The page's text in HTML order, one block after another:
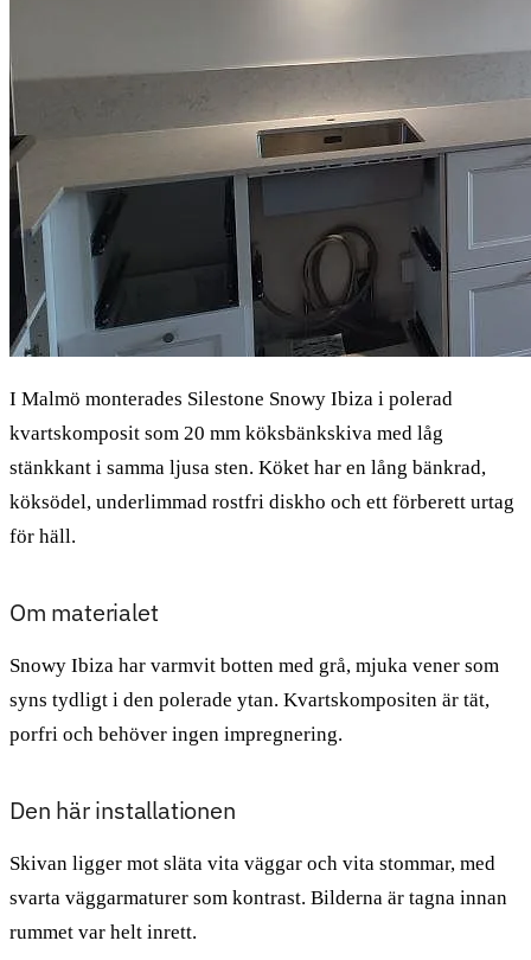
I Malmö monterades Silestone Snowy Ibiza i polerad
kvartskomposit som 20 mm köksbänkskiva med låg
stänkkant i samma ljusa sten. Köket har en lång bänkrad,
köksödel, underlimmad rostfri diskho och ett förberett urtag
för häll.
Om materialet
Snowy Ibiza har varmvit botten med grå, mjuka vener som
syns tydligt i den polerade ytan. Kvartskompositen är tät,
porfri och behöver ingen impregnering.
Den här installationen
Skivan ligger mot släta vita väggar och vita stommar, med
svarta väggarmaturer som kontrast. Bilderna är tagna innan
rummet var helt inrett.